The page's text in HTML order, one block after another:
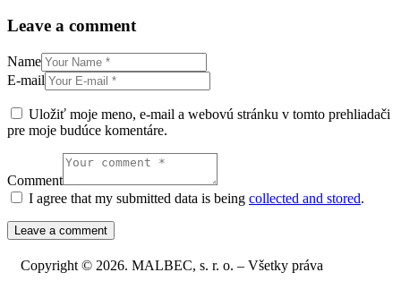
Leave a comment
Name
E-mail
Uložiť moje meno, e-mail a webovú stránku v tomto prehliadači
pre moje budúce komentáre.
Comment
I agree that my submitted data is being collected and stored.
Copyright © 2026. MALBEC, s. r. o. – Všetky práva